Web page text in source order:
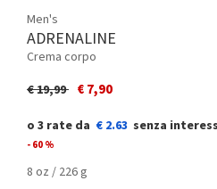
Men's
ADRENALINE
Crema corpo
Price reduced from
€ 19,99to€ 7,90
€ 2.63
- 60 %
8 oz / 226 g